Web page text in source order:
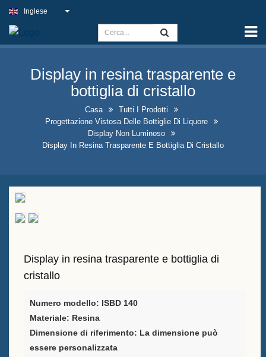
Capacità
Cartello di luce sottile
Insegna del pub all'aperto
Insegne aziendali al coperto al
miglior prezzo
bottiglie di liquore
in vendita
packaging del vino
Supporto personalizzato per il
menù del bar
Inglese
Display in resina trasparente e
bottiglia di cristallo
Casa
Tutti I Prodotti
Progettazione Vistosa Delle Bottiglie Di Liquore
Display Non Luminoso
Display In Resina Trasparente E Bottiglia Di Cristallo
Display in resina trasparente e bottiglia di
cristallo
Numero modello: ISBD 140
Materiale: Resina
Dimensione di riferimento: La dimensione può
essere personalizzata